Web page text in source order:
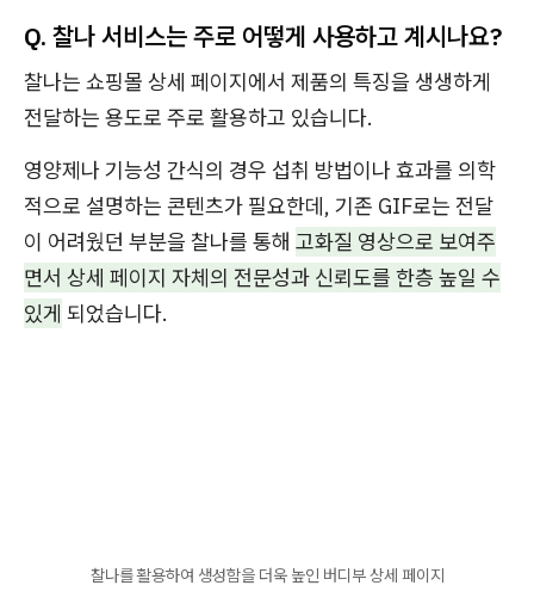
Q. 찰나 서비스는 주로 어떻게 사용하고 계시나요?
찰나는 쇼핑몰 상세 페이지에서 제품의 특징을 생생하게
전달하는 용도로 주로 활용하고 있습니다.
영양제나 기능성 간식의 경우 섭취 방법이나 효과를 의학
적으로 설명하는 콘텐츠가 필요한데, 기존 GIF로는 전달
이 어려웠던 부분을 찰나를 통해 고화질 영상으로 보여주
면서 상세 페이지 자체의 전문성과 신뢰도를 한층 높일 수
있게 되었습니다.
찰나를 활용하여 생성함을 더욱 높인 버디부 상세 페이지